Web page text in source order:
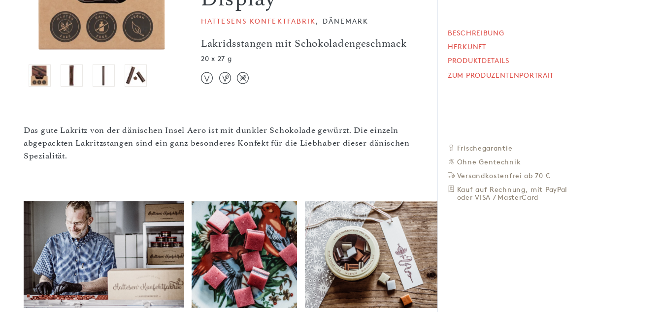
Lakritzstangen, Display
20 x 27 g
70,00 €
ZU DEN FAVORITEN
IN DER NÄHE KAUFEN
BESCHREIBUNG
HERKUNFT
Lakridsstangen mit Schokoladengeschmack
HATTESENS KONFEKTFABRIK, DÄNEMARK
20 x 27 g
BESCHREIBUNG
HERKUNFT
PRODUKTDETAILS
ZUM PRODUZENTENPORTRAIT
Frischegarantie
Ohne Gentechnik
Versandkostenfrei ab 70 €
Kauf auf Rechnung, mit PayPal
oder VISA / MasterCard
Das gute Lakritz von der dänischen Insel Aero ist mit dunkler Schokolade gewürzt. Die einzeln
abgepackten Lakritzstangen sind ein ganz besonderes Konfekt für die Liebhaber dieser dänischen
Spezialität.